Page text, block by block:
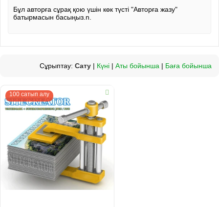
Бұл авторға сұрақ қою үшін көк түсті "Авторға жазу"
батырмасын басыңыз.n.
Сұрыптау: Сату | Күні | Аты бойынша | Баға бойынша
100 сатып алу